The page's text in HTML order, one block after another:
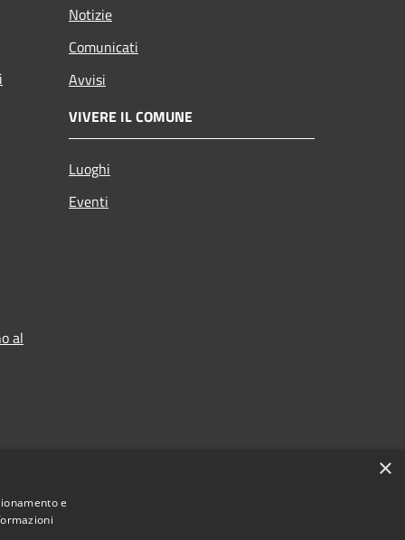
Notizie
Comunicati
Avvisi
VIVERE IL COMUNE
Luoghi
Eventi
al
×
e